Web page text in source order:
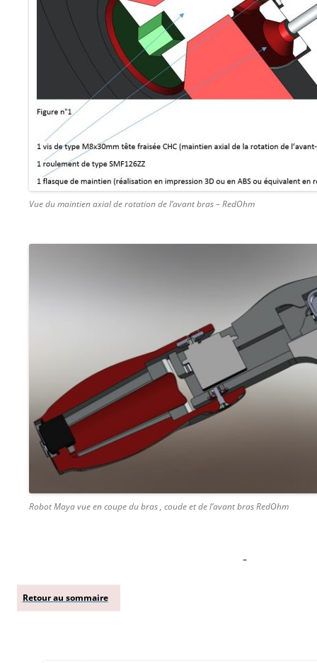
Vue du maintien axial de rotation de l’avant bras – RedOhm
Robot Maya vue en coupe du bras , coude et de l’avant bras RedOhm
–
Retour au sommaire